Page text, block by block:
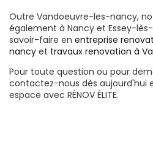
Outre Vandoeuvre-les-nancy,
également à Nancy et Essey-
savoir-faire en entreprise
nancy et travaux renovation à
Pour toute question ou pour
contactez-nous dès aujourd'hui
espace avec RÉNOV ÉLITE.